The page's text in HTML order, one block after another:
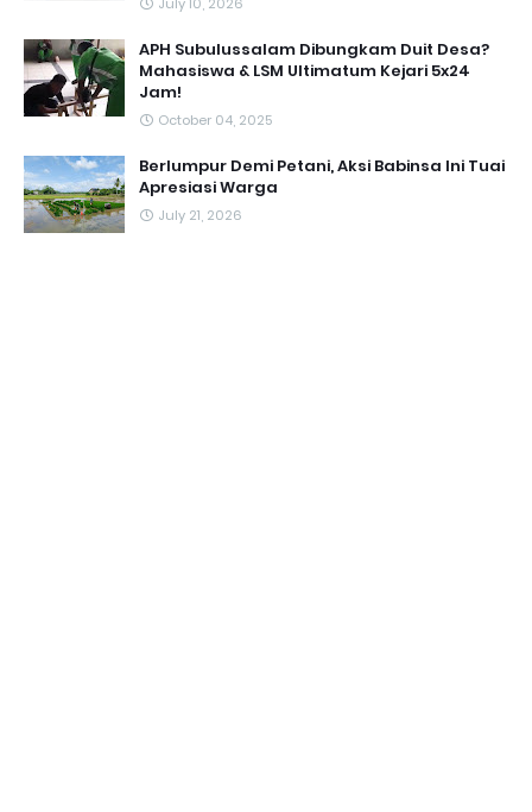
APH Subulussalam Dibungkam Duit Desa?
Mahasiswa & LSM Ultimatum Kejari 5x24
Jam!
October 04, 2025
Berlumpur Demi Petani, Aksi Babinsa Ini Tuai
Apresiasi Warga
July 21, 2026